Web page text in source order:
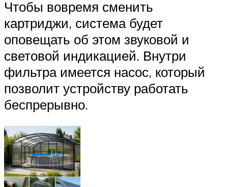
Чтобы вовремя сменить
картриджи, система будет
оповещать об этом звуковой и
световой индикацией. Внутри
фильтра имеется насос, который
позволит устройству работать
беспрерывно.